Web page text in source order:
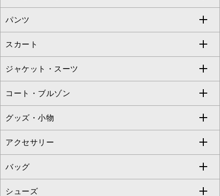
カットソー・Tシャツ
ブラウス・シャツ
ニット・セーター
カーディガン
アンサンブルセット
ベスト・ジレ
パーカー
タンクトップ・キャミソール
すべてのワンピース・ドレス
ワンピース
ドレス
チュニック
ジャンパースカート
その他のワンピース・ドレス
パンツ
すべてのパンツ
フルレングスパンツ
クロップド・半端丈パンツ
ガウチョ・ワイドパンツ
ハーフ・ショート丈パンツ
サロペット・オールインワン
その他のパンツ
スカート
すべてのスカート
ロング・マキシ丈スカート
ひざ丈スカート
ミモレ丈スカート
ショート・ミニ丈スカート
その他のスカート
ジャケット・スーツ
すべてのジャケット・スーツ
テーラードジャケット
ノーカラージャケット
セットアップ
セットアップジャケット
コート・ブルゾン
すべてのコート・ブルゾン
トレンチコート
ピーコート
ダッフルコート
グッズ・小物
すべてのグッズ・小物
マスク
ストール・マフラー・スヌード
アクセサリー
すべてのアクセサリー
ネックレス
バッグ
すべてのバッグ
シューズ